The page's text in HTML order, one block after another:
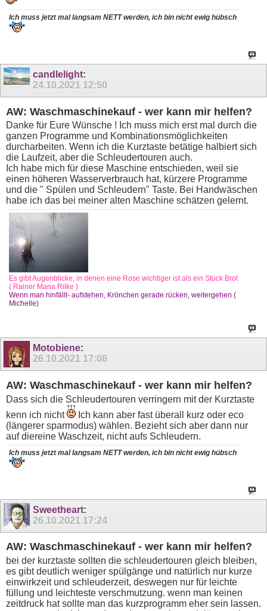
Ich muss jetzt mal langsam NETT werden, ich bin nicht ewig hübsch
candlelight:
24.10.2021 12:50
AW: Waschmaschinekauf - wer kann mir helfen?
Danke für Eure Wünsche ! Ich muss mich erst mal durch die
ganzen Programme und Kombinationsmöglichkeiten
durcharbeiten. Wenn ich die Kurztaste betätige halbiert sich
die Laufzeit, aber die Schleudertouren auch.
Ich habe mich für diese Maschine entschieden, weil sie
einen höheren Wasserverbrauch hat, kürzere Programme
und die " Spülen und Schleudern" Taste. Bei Handwäschen
habe ich das bei meiner alten Maschine schätzen gelernt.
Es gibt Augenblicke, in denen eine Rose wichtiger ist als ein Stück Brot
( Rainer Maria Rilke )
Wenn man hinfällt- aufstehen, Krönchen gerade rücken, weitergehen (
Michelle)
Motobiene:
26.10.2021 17:08
AW: Waschmaschinekauf - wer kann mir helfen?
Dass sich die Schleudertouren verringern mit der Kurztaste
kenn ich nicht
Ich kann aber fast überall kurz oder eco
(längerer sparmodus) wählen. Bezieht sich aber dann nur
auf diereine Waschzeit, nicht aufs Schleudern.
Ich muss jetzt mal langsam NETT werden, ich bin nicht ewig hübsch
Sweetheart:
26.10.2021 17:24
AW: Waschmaschinekauf - wer kann mir helfen?
bei der kurztaste sollten die schleudertouren gleich bleiben,
es gibt deutlich weniger spülgänge und natürlich nur kurze
einwirkzeit und schleuderzeit, deswegen nur für leichte
füllung und leichteste verschmutzung. wenn man keinen
zeitdruck hat sollte man das kurzprogramm eher sein lassen.